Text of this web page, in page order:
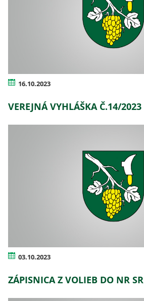
16.10.2023
VEREJNÁ VYHLÁŠKA Č.14/2023
03.10.2023
ZÁPISNICA Z VOLIEB DO NR SR